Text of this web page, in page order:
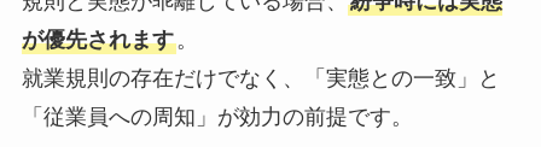
が優先されます。
就業規則の存在だけでなく、「実態との一致」と
「従業員への周知」が効力の前提です。